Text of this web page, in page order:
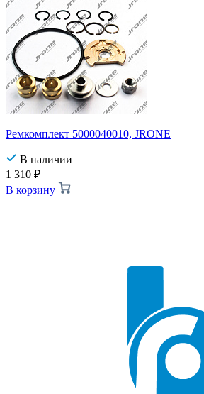
Ремкомплект 5000040010, JRONE
В наличии
1 310 ₽
В корзину